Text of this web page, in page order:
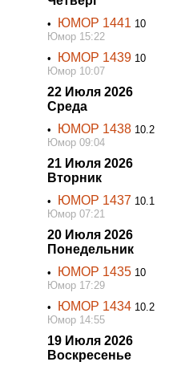
• ЮМОР 1441 10
Юмор 15:22
•
ЮМОР 1439 10
Юмор 10:07
22 Июля 2026
Среда
• ЮМОР 1438 10.2
Юмор 09:04
21 Июля 2026
Вторник
• ЮМОР 1437 10.1
Юмор 07:21
20 Июля 2026
Понедельник
• ЮМОР 1435 10
Юмор 17:29
•
ЮМОР 1434 10.2
Юмор 14:55
19 Июля 2026
Воскресенье